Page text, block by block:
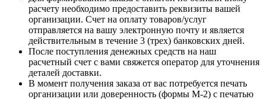
расчету необходимо предоставить реквизиты вашей
организации. Счет на оплату товаров/услуг
отправляется на вашу электронную почту и является
действительным в течение 3 (трех) банковских дней.
После поступления денежных средств на наш
расчетный счет с вами свяжется оператор для уточнения
деталей доставки.
В момент получения заказа от вас потребуется печать
организации или доверенность (формы М-2) с печатью